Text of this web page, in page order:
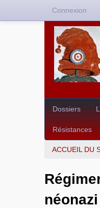
Dossiers
Résistances
ACCUEIL DU
Connexion